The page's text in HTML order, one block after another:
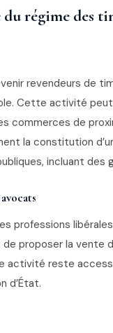
régime des
revendeurs de
Cette activité
commerces de
la constitution
incluant des
professions
proposer la vente
activité reste
d’État.